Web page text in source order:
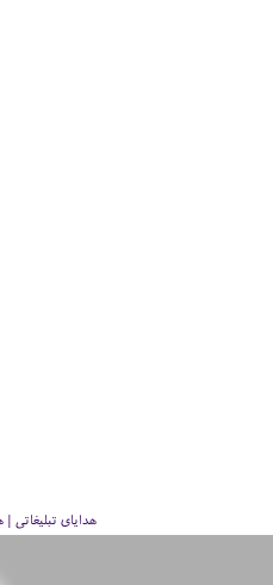
هدایای